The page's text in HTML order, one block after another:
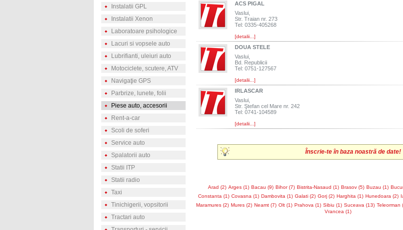
Instalatii GPL
Instalatii Xenon
Laboratoare psihologice
Lacuri si vopsele auto
Lubrifianti, uleiuri auto
Motociclete, scutere, ATV
Navigaţie GPS
Parbrize, lunete, folii
Piese auto, accesorii
Rent-a-car
Scoli de soferi
Service auto
Spalatorii auto
Statii ITP
Statii radio
Taxi
Tinichigerii, vopsitorii
Tractari auto
ACS PIGAL
Vaslui,
Str. Traian nr. 273
Tel: 0335-405268
[detalii...]
DOUA STELE
Vaslui,
Bd. Republicii
Tel: 0751-127567
[detalii...]
IRLASCAR
Vaslui,
Str. Ştefan cel Mare nr. 242
Tel: 0741-104589
[detalii...]
Înscrie-te în baza noastră de date!
Arad (2) Arges (1) Bacau (9) Bihor (7) Bistrita-Nasaud (1) Brasov (5) Buzau (1)
Constanta (1) Covasna (1) Dambovita (1) Galati (2) Gorj (2) Harghita (1) Hunedoara (2)
Maramures (2) Mures (2) Neamt (7) Olt (1) Prahova (1) Sibiu (1) Suceava (13) Teleorman
Vrancea (1)